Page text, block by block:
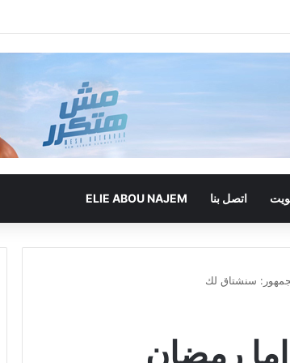
اتصل بنا ELIE ABOU NAJEM
رمضان